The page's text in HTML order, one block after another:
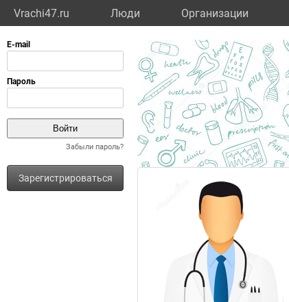
Vrachi47.ru Люди Организации
Забыли пароль?
Зарегистрироваться